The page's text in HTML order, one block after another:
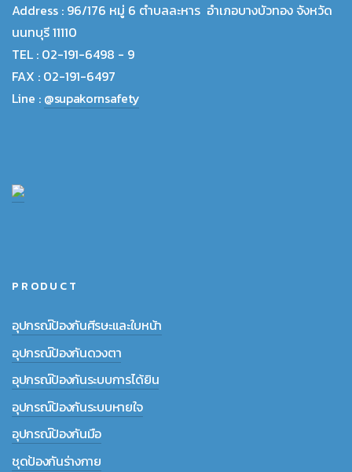
Address : 96/176 หมู่ 6 ตำบลละหาร อำเภอบางบัวทอง จังหวัด
นนทบุรี 11110
TEL : 02-191-6498 - 9
FAX : 02-191-6497
Line : @supakornsafety
PRODUCT
อุปกรณ์ป้องกันศีรษะและใบหน้า
อุปกรณ์ป้องกันดวงตา
อุปกรณ์ป้องกันระบบการได้ยิน
อุปกรณ์ป้องกันระบบหายใจ
อุปกรณ์ป้องกันมือ
ชุดป้องกันร่างกาย